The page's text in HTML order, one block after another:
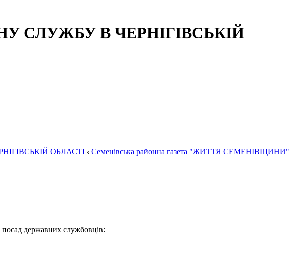
СЛУЖБУ В ЧЕРНІГІВСЬКІЙ
ОБЛАСТІ ‹ Семенівська районна газета "ЖИТТЯ СЕМЕНІВЩИНИ"
посад державних службовців: